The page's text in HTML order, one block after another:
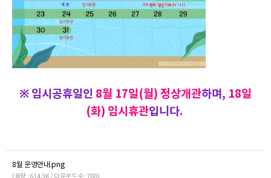
※ 임시공휴일인 8월 17일(월) 정상개관하며, 18일
(화) 임시휴관입니다.
8월 운영안내.png